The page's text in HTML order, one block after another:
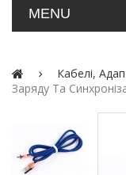
MENU
Кабелі,
Заряду Та